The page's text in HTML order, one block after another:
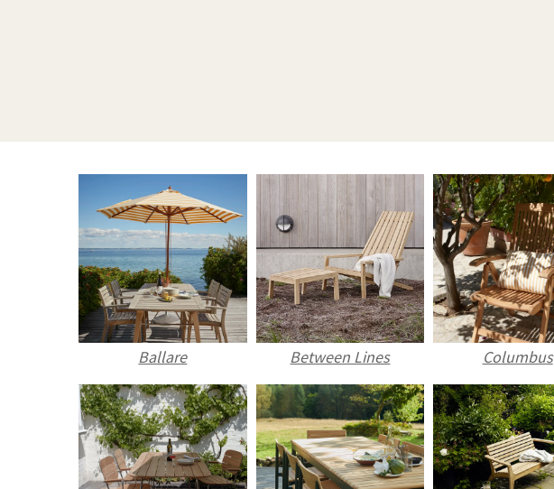
Sverige
Norge
Ballare Between Lines Columbus